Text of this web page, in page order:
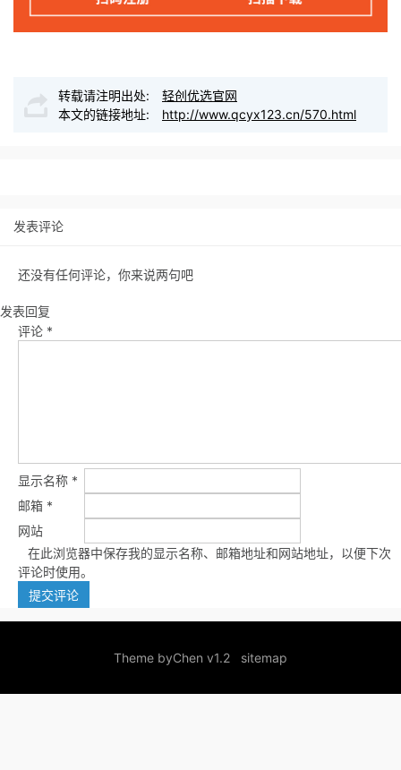
转载请注明出处:
轻创优选官网
本文的链接地址:
http://www.qcyx123.cn/570.html
发表评论
还没有任何评论，你来说两句吧
发表回复
评论 *
显示名称 *
邮箱 *
网站
在此浏览器中保存我的显示名称、邮箱地址和网站地址，以便下次
评论时使用。
Theme byChen v1.2 sitemap